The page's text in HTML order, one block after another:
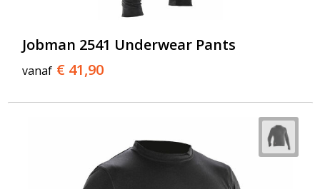
Jobman 2541 Underwear Pants
vanaf € 41,90